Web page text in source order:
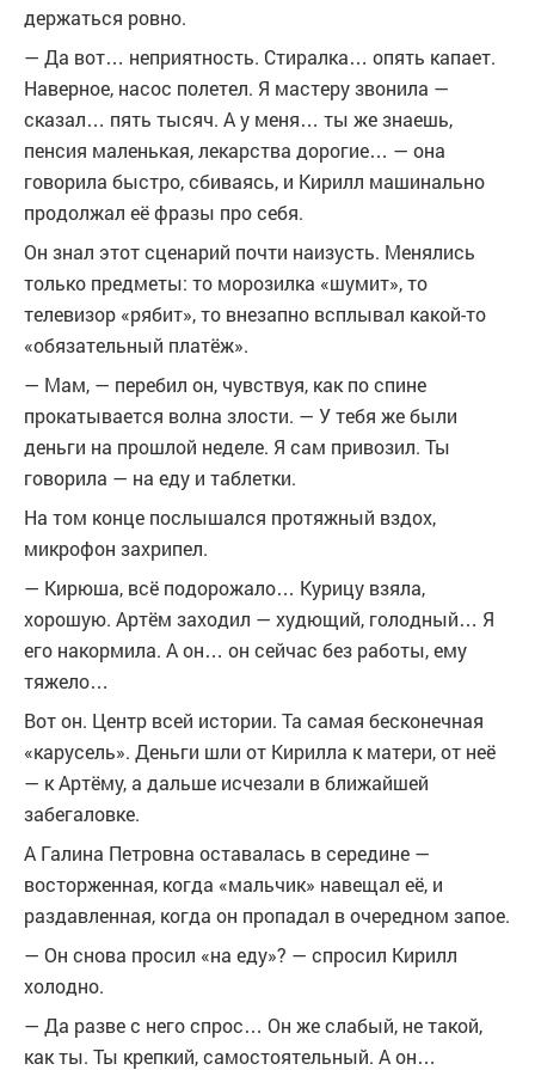
держаться ровно.
— Да вот… неприятность. Стиралка… опять капает.
Наверное, насос полетел. Я мастеру звонила —
сказал… пять тысяч. А у меня… ты же знаешь,
пенсия маленькая, лекарства дорогие… — она
говорила быстро, сбиваясь, и Кирилл машинально
продолжал её фразы про себя.
Он знал этот сценарий почти наизусть. Менялись
только предметы: то морозилка «шумит», то
телевизор «рябит», то внезапно всплывал какой-то
«обязательный платёж».
— Мам, — перебил он, чувствуя, как по спине
прокатывается волна злости. — У тебя же были
деньги на прошлой неделе. Я сам привозил. Ты
говорила — на еду и таблетки.
На том конце послышался протяжный вздох,
микрофон захрипел.
— Кирюша, всё подорожало… Курицу взяла,
хорошую. Артём заходил — худющий, голодный… Я
его накормила. А он… он сейчас без работы, ему
тяжело…
Вот он. Центр всей истории. Та самая бесконечная
«карусель». Деньги шли от Кирилла к матери, от неё
— к Артёму, а дальше исчезали в ближайшей
забегаловке.
А Галина Петровна оставалась в середине —
восторженная, когда «мальчик» навещал её, и
раздавленная, когда он пропадал в очередном запое.
— Он снова просил «на еду»? — спросил Кирилл
холодно.
— Да разве с него спрос… Он же слабый, не такой,
как ты. Ты крепкий, самостоятельный. А он…